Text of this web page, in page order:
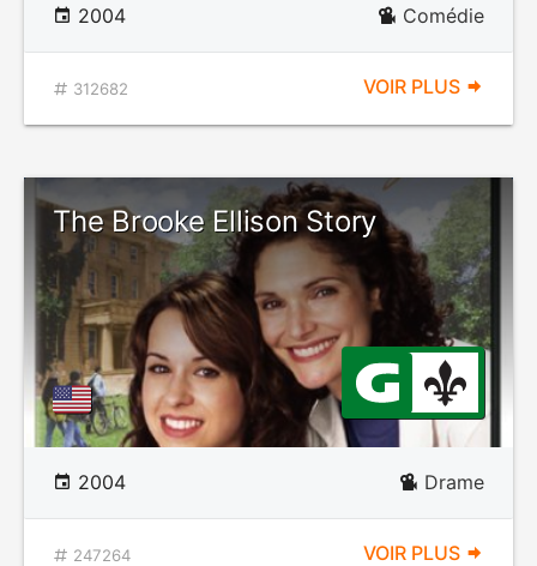
2004 Comédie
312682 VOIR PLUS
The Brooke Ellison Story
2004 Drame
247264 VOIR PLUS